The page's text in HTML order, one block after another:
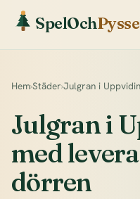
SpelOch
Hem›Städer›Julgran i
Julgran i
med
dörren